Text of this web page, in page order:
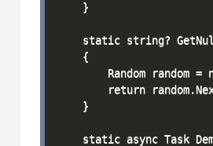
    }
static string?
    {
Random random =
return
    }
static async Task